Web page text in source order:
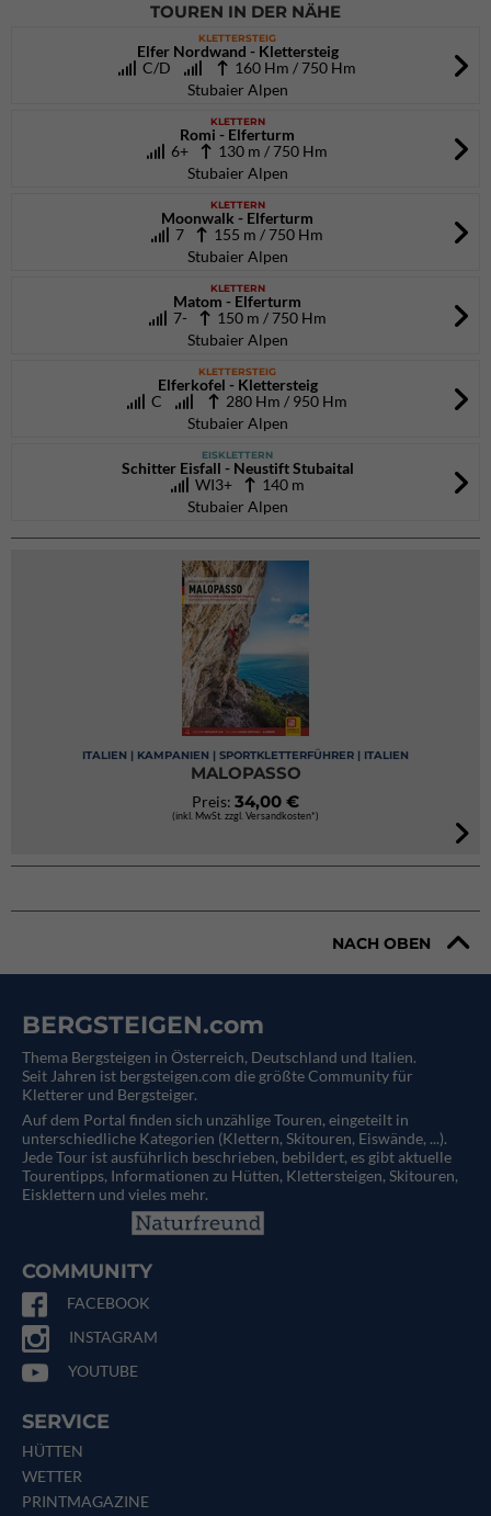
TOUREN IN DER NÄHE
KLETTERSTEIG
Elfer Nordwand - Klettersteig
C/D
160 Hm / 750 Hm
Stubaier Alpen
KLETTERN
Romi - Elferturm
6+
130 m / 750 Hm
Stubaier Alpen
KLETTERN
Moonwalk - Elferturm
7
155 m / 750 Hm
Stubaier Alpen
KLETTERN
Matom - Elferturm
7- 150 m / 750 Hm
Stubaier Alpen
KLETTERSTEIG
Elferkofel - Klettersteig
C
280 Hm / 950 Hm
Stubaier Alpen
EISKLETTERN
Schitter Eisfall - Neustift Stubaital
WI3+ 140 m
Stubaier Alpen
ITALIEN | KAMPANIEN | SPORTKLETTERFÜHRER | ITALIEN
MALOPASSO
Preis: 34,00 €
(inkl. MwSt. zzgl. Versandkosten*)
NACH OBEN
BERGSTEIGEN.com
Thema Bergsteigen in Österreich, Deutschland und Italien.
Seit Jahren ist bergsteigen.com die größte Community für
Kletterer und Bergsteiger.
Auf dem Portal finden sich unzählige Touren, eingeteilt in
unterschiedliche Kategorien (Klettern, Skitouren, Eiswände, ...).
Jede Tour ist ausführlich beschrieben, bebildert, es gibt aktuelle
Tourentipps, Informationen zu Hütten, Klettersteigen, Skitouren,
Eisklettern und vieles mehr.
COMMUNITY
FACEBOOK
INSTAGRAM
YOUTUBE
SERVICE
HÜTTEN
WETTER
PRINTMAGAZINE